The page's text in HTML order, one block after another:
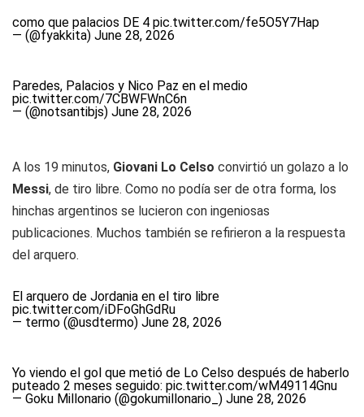
como que palacios DE 4 pic.twitter.com/fe5O5Y7Hap
— (@fyakkita) June 28, 2026
Paredes, Palacios y Nico Paz en el medio
pic.twitter.com/7CBWFWnC6n
— (@notsantibjs) June 28, 2026
A los 19 minutos, Giovani Lo Celso convirtió un golazo a lo
Messi, de tiro libre. Como no podía ser de otra forma, los
hinchas argentinos se lucieron con ingeniosas
publicaciones. Muchos también se refirieron a la respuesta
del arquero.
El arquero de Jordania en el tiro libre
pic.twitter.com/iDFoGhGdRu
— termo (@usdtermo) June 28, 2026
Yo viendo el gol que metió de Lo Celso después de haberlo
puteado 2 meses seguido: pic.twitter.com/wM49114Gnu
— Goku Millonario (@gokumillonario_) June 28, 2026